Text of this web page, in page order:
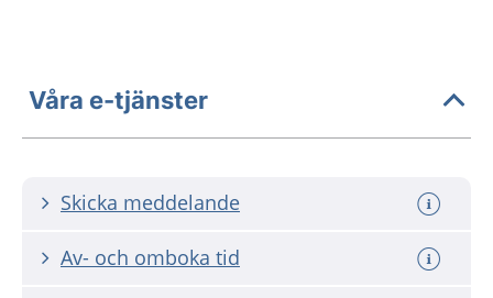
Våra e-tjänster
Skicka meddelande
Av- och omboka tid